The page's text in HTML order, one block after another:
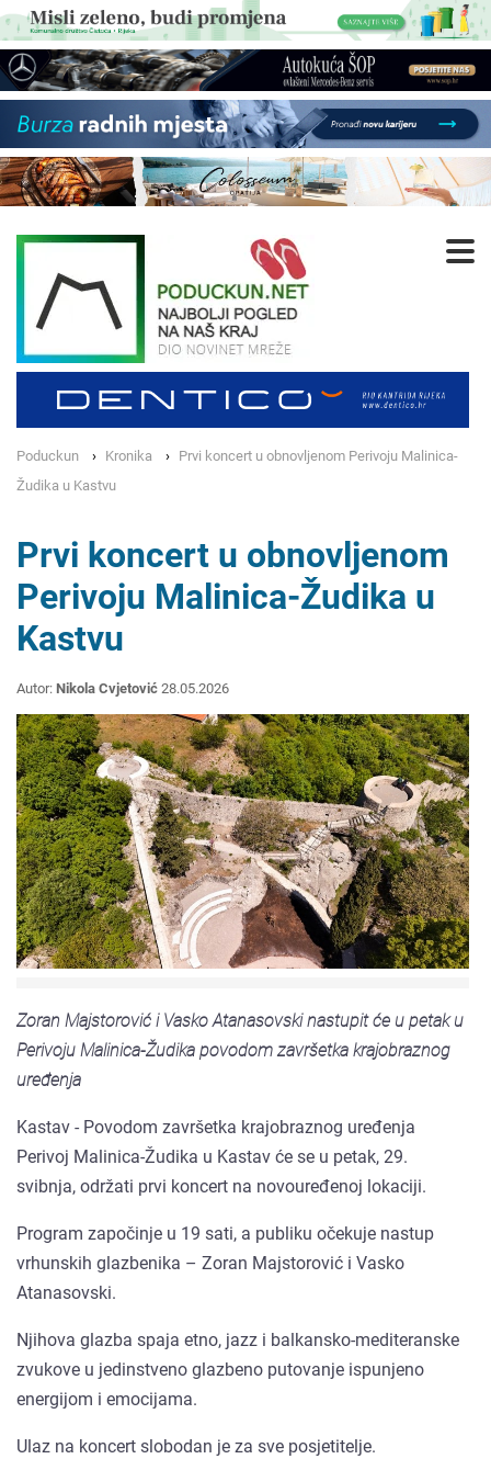
Poduckun Kronika
Prvi koncert u obnovljenom Perivoju Malinica-
Žudika u Kastvu
Prvi koncert u obnovljenom
Perivoju Malinica-Žudika u
Kastvu
Autor: Nikola Cvjetović 28.05.2026
Zoran Majstorović i Vasko Atanasovski nastupit će u petak u
Perivoju Malinica-Žudika povodom završetka krajobraznog
uređenja
Kastav - Povodom završetka krajobraznog uređenja
Perivoj Malinica-Žudika u Kastav će se u petak, 29.
svibnja, održati prvi koncert na novouređenoj lokaciji.
Program započinje u 19 sati, a publiku očekuje nastup
vrhunskih glazbenika – Zoran Majstorović i Vasko
Atanasovski.
Njihova glazba spaja etno, jazz i balkansko-mediteranske
zvukove u jedinstveno glazbeno putovanje ispunjeno
energijom i emocijama.
Ulaz na koncert slobodan je za sve posjetitelje.